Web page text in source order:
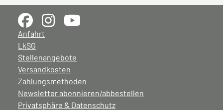
Anfahrt
LkSG
Stellenangebote
Versandkosten
Zahlungsmethoden
Newsletter abonnieren/abbestellen
Privatsphäre & Datenschutz